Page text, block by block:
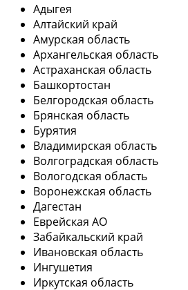
Адыгея
Алтайский край
Амурская область
Архангельская область
Астраханская область
Башкортостан
Белгородская область
Брянская область
Бурятия
Владимирская область
Волгоградская область
Вологодская область
Воронежская область
Дагестан
Еврейская АО
Забайкальский край
Ивановская область
Ингушетия
Иркутская область